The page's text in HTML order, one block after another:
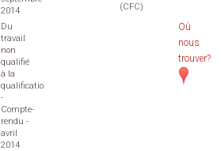
2014
Du
travail
non
qualifié
à la
qualification
-
Compte-
rendu -
avril
2014
(CFC)
Où
nous
trouver?